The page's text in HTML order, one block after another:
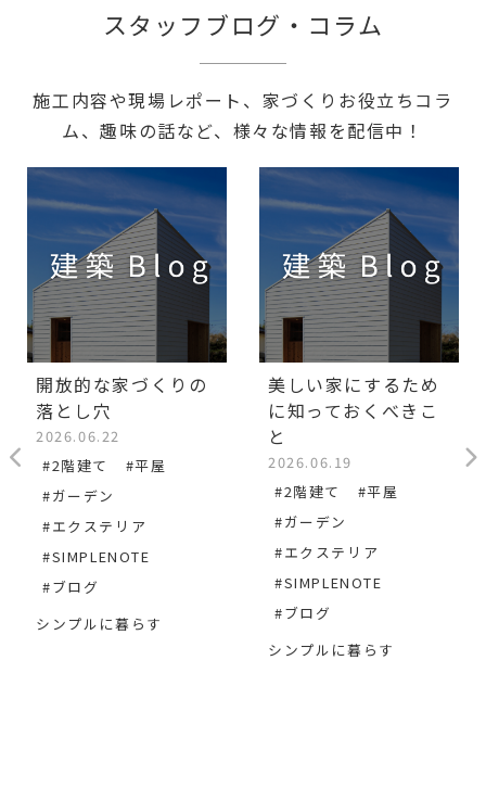
スタッフブログ・コラム
施工内容や現場レポート、家づくりお役立ちコラ
ム、趣味の話など、様々な情報を配信中！
開放的な家づくりの
落とし穴
2026.06.22
#2階建て
#平屋
#ガーデン
#エクステリア
#SIMPLENOTE
#ブログ
シンプルに暮らす
美しい家にするため
に知っておくべきこ
と
2026.06.19
#2階建て
#平屋
#ガーデン
#エクステリア
#SIMPLENOTE
#ブログ
シンプルに暮らす